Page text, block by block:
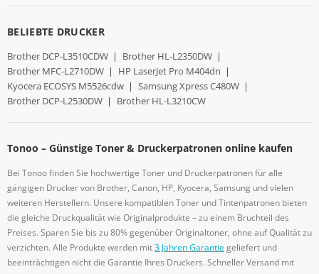
BELIEBTE DRUCKER
Brother DCP-L3510CDW | Brother HL-L2350DW |
Brother MFC-L2710DW | HP LaserJet Pro M404dn |
Kyocera ECOSYS M5526cdw | Samsung Xpress C480W |
Brother DCP-L2530DW | Brother HL-L3210CW
Tonoo – Günstige Toner & Druckerpatronen online kaufen
Bei Tonoo finden Sie hochwertige Toner und Druckerpatronen für alle
gängigen Drucker von Brother, Canon, HP, Kyocera, Samsung und vielen
weiteren Herstellern. Unsere kompatiblen Toner und Tintenpatronen bieten
die gleiche Druckqualität wie Originalprodukte – zu einem Bruchteil des
Preises. Sparen Sie bis zu 80% gegenüber Originaltoner, ohne auf Qualität zu
verzichten. Alle Produkte werden mit3 Jahren Garantiegeliefert und
beeinträchtigen nicht die Garantie Ihres Druckers. Schneller Versand mit